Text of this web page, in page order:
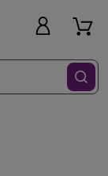
Filtra